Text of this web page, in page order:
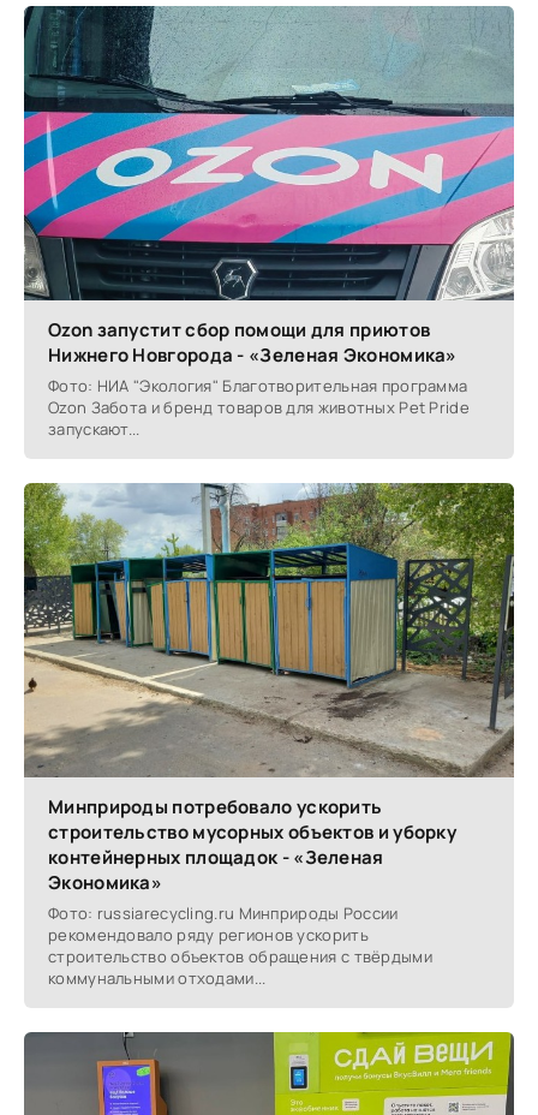
Ozon запустит сбор помощи для приютов
Нижнего Новгорода - «Зеленая Экономика»
Фото: НИА "Экология" Благотворительная программа
Ozon Забота и бренд товаров для животных Pet Pride
запускают...
Минприроды потребовало ускорить
строительство мусорных объектов и уборку
контейнерных площадок - «Зеленая
Экономика»
Фото: russiarecycling.ru Минприроды России
рекомендовало ряду регионов ускорить
строительство объектов обращения с твёрдыми
коммунальными отходами...